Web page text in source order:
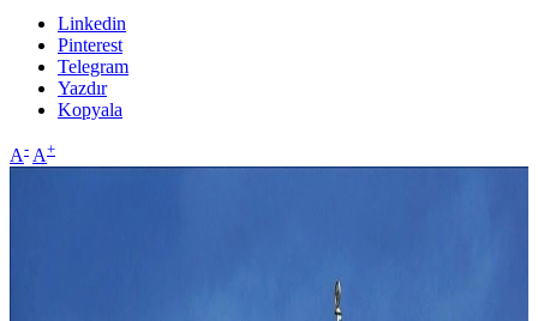
Linkedin
Pinterest
Telegram
Yazdır
Kopyala
A- A+